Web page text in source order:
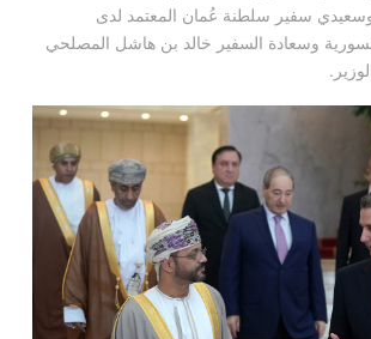
سفير سلطنة عُمان المعتمد لدى
وسعادة السفير خالد بن هاشل المصلحي